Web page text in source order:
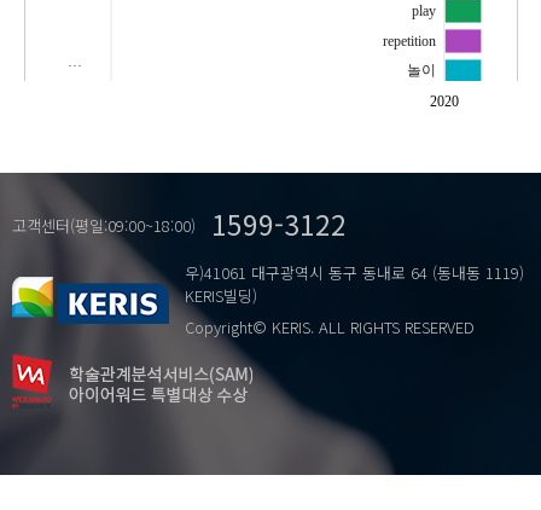
2020
…
play
repetition
놀이
들뢰즈
고객센터(평일:09:00~18:00) 1599-3122
우)41061 대구광역시 동구 동내로 64 (동내동 1119)
KERIS빌딩)
Copyright© KERIS. ALL RIGHTS RESERVED